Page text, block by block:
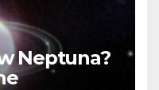
Neptuna?